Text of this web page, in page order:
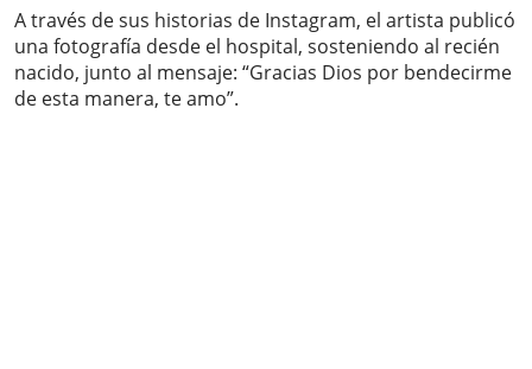
A través de sus historias de Instagram, el artista publicó
una fotografía desde el hospital, sosteniendo al recién
nacido, junto al mensaje: “Gracias Dios por bendecirme
de esta manera, te amo”.